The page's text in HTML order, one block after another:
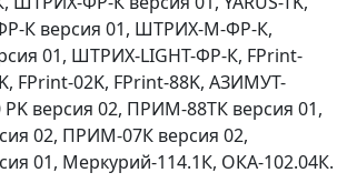
К версия 01, ШТРИХ-М-ФР-К,
01, ШТРИХ-LIGHT-ФР-К, FPrint-
FPrint-02K, FPrint-88K, АЗИМУТ-
PK версия 02, ПРИМ-88ТК версия 01,
02, ПРИМ-07К версия 02,
01, Меркурий-114.1К, ОКА-102.04К.